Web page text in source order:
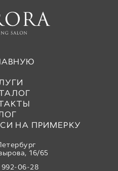
НА ПРИМЕРКУ
16/65
992-06-28